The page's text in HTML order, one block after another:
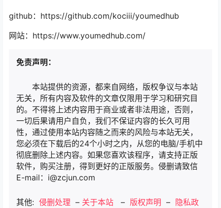
github：https://github.com/kociii/youmedhub
网站：https://www.youmedhub.com/
免责声明：
本站提供的资源，都来自网络，版权争议与本站
无关，所有内容及软件的文章仅限用于学习和研究目
的。不得将上述内容用于商业或者非法用途，否则，
一切后果请用户自负，我们不保证内容的长久可用
性，通过使用本站内容随之而来的风险与本站无关，
您必须在下载后的24个小时之内，从您的电脑/手机中
彻底删除上述内容。如果您喜欢该程序，请支持正版
软件，购买注册，得到更好的正版服务。侵删请致信
E-mail：i@zcjun.com
其他: 侵删处理 – 关于本站 – 版权声明 – 隐私政